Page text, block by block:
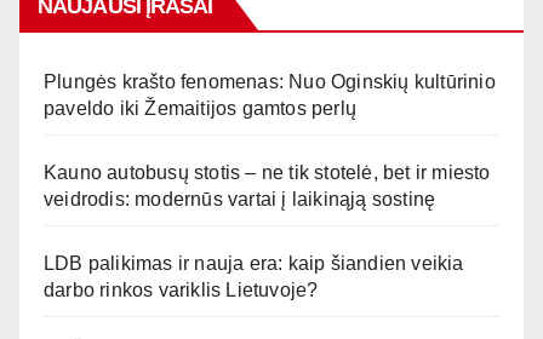
NAUJAUSI ĮRAŠAI
Plungės krašto fenomenas: Nuo Oginskių kultūrinio
paveldo iki Žemaitijos gamtos perlų
Kauno autobusų stotis – ne tik stotelė, bet ir miesto
veidrodis: modernūs vartai į laikinąją sostinę
LDB palikimas ir nauja era: kaip šiandien veikia
darbo rinkos variklis Lietuvoje?